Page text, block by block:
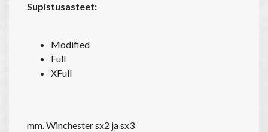
Supistusasteet:
Modified
Full
XFull
mm. Winchester sx2 ja sx3